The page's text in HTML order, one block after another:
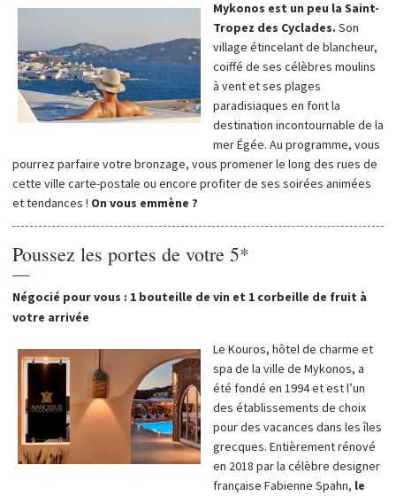
Mykonos est un peu la Saint-
Tropez des Cyclades. Son
village étincelant de blancheur,
coiffé de ses célèbres moulins
à vent et ses plages
paradisiaques en font la
destination incontournable de la
mer Égée. Au programme, vous
pourrez parfaire votre bronzage, vous promener le long des rues de
cette ville carte-postale ou encore profiter de ses soirées animées
et tendances ! On vous emmène ?
Poussez les portes de votre 5*
—
Négocié pour vous : 1 bouteille de vin et 1 corbeille de fruit à
votre arrivée
Le Kouros, hôtel de charme et
spa de la ville de Mykonos, a
été fondé en 1994 et est l’un
des établissements de choix
pour des vacances dans les îles
grecques. Entièrement rénové
en 2018 par la célèbre designer
française Fabienne Spahn, le